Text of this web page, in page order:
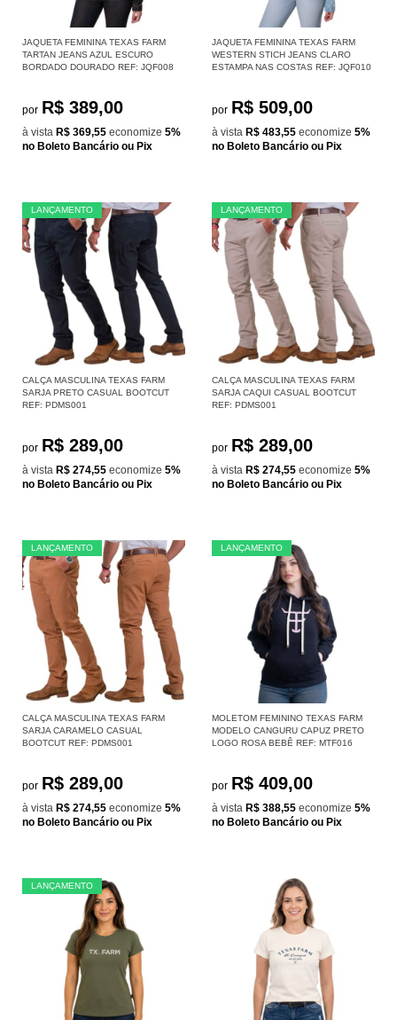
JAQUETA FEMININA TEXAS FARM
TARTAN JEANS AZUL ESCURO
BORDADO DOURADO REF: JQF008
por R$ 389,00
à vista R$ 369,55 economize 5%
no Boleto Bancário ou Pix
JAQUETA FEMININA TEXAS FARM
WESTERN STICH JEANS CLARO
ESTAMPA NAS COSTAS REF: JQF010
por R$ 509,00
à vista R$ 483,55 economize 5%
no Boleto Bancário ou Pix
LANÇAMENTO
CALÇA MASCULINA TEXAS FARM
SARJA PRETO CASUAL BOOTCUT
REF: PDMS001
por R$ 289,00
à vista R$ 274,55 economize 5%
no Boleto Bancário ou Pix
LANÇAMENTO
CALÇA MASCULINA TEXAS FARM
SARJA CAQUI CASUAL BOOTCUT
REF: PDMS001
por R$ 289,00
à vista R$ 274,55 economize 5%
no Boleto Bancário ou Pix
LANÇAMENTO
CALÇA MASCULINA TEXAS FARM
SARJA CARAMELO CASUAL
BOOTCUT REF: PDMS001
por R$ 289,00
à vista R$ 274,55 economize 5%
no Boleto Bancário ou Pix
LANÇAMENTO
MOLETOM FEMININO TEXAS FARM
MODELO CANGURU CAPUZ PRETO
LOGO ROSA BEBÊ REF: MTF016
por R$ 409,00
à vista R$ 388,55 economize 5%
no Boleto Bancário ou Pix
LANÇAMENTO